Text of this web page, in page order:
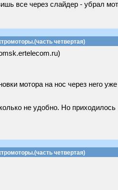
все через слайдер - убрал
четвертая)
мотора на нос через него
не удобно. Но приходилось
четвертая)